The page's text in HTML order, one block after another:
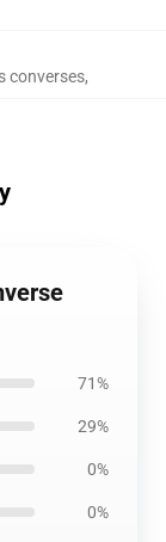
converses,
71%
29%
0%
0%